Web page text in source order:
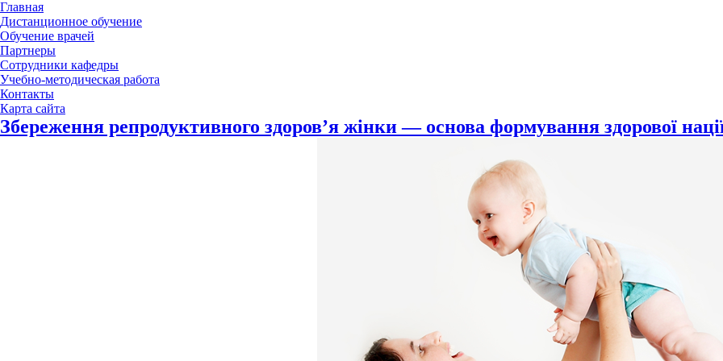
Главная
Дистанционное обучение
Обучение врачей
Партнеры
Сотрудники кафедры
Учебно-методическая работа
Контакты
Карта сайта
Збереження репродуктивного здоров’я жінки — основа формування здорової